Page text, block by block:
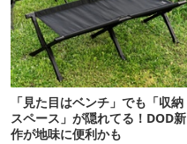
「見た目はベンチ」でも「収納
スペース」が隠れてる！DOD新
作が地味に便利かも